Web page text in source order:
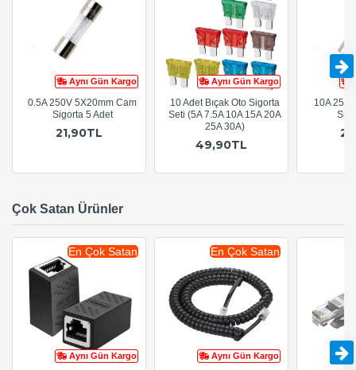
Aynı Gün Kargo
0.5A 250V 5X20mm Cam
Sigorta 5 Adet
21,90TL
Aynı Gün Kargo
10 Adet Bıçak Oto Sigorta
Seti (5A 7.5A 10A 15A 20A
25A 30A)
49,90TL
10A
Çok Satan Ürünler
Aynı Gün Kargo
En Çok Satan
Aynı Gün Kargo
En Çok Satan